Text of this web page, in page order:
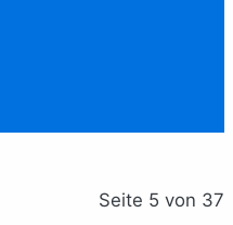
Seite 5 von 37